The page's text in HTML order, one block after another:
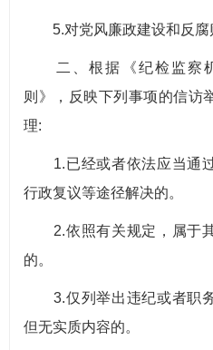
5.对党风廉政建设和反腐
二、根据《纪检监察
则》，反映下列事项的信访
理:
1.已经或者依法应当通过
行政复议等途径解决的。
2.依照有关规定，属于其
的。
3.仅列举出违纪或者职务
但无实质内容的。